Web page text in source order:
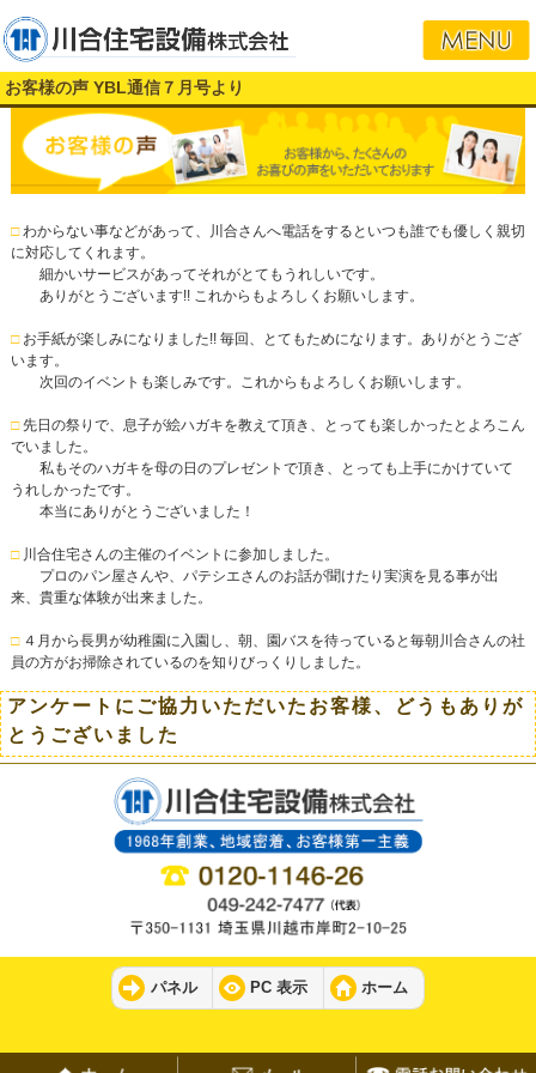
お客様の声 YBL通信７月号より
□わからない事などがあって、川合さんへ電話をするといつも誰でも優しく親切
に対応してくれます。
細かいサービスがあってそれがとてもうれしいです。
ありがとうございます!! これからもよろしくお願いします。
□お手紙が楽しみになりました!! 毎回、とてもためになります。ありがとうござ
います。
次回のイベントも楽しみです。これからもよろしくお願いします。
□先日の祭りで、息子が絵ハガキを教えて頂き、とっても楽しかったとよろこん
でいました。
私もそのハガキを母の日のプレゼントで頂き、とっても上手にかけていて
うれしかったです。
本当にありがとうございました！
□川合住宅さんの主催のイベントに参加しました。
プロのパン屋さんや、パテシエさんのお話が聞けたり実演を見る事が出
来、貴重な体験が出来ました。
□４月から長男が幼稚園に入園し、朝、園バスを待っていると毎朝川合さんの社
員の方がお掃除されているのを知りびっくりしました。
アンケートにご協力いただいたお客様、どうもありが
とうございました
パネル PC 表示 ホーム